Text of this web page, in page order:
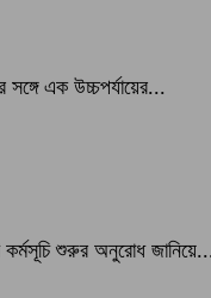
এক উচ্চপর্যায়ের...
শুরুর অনুরোধ